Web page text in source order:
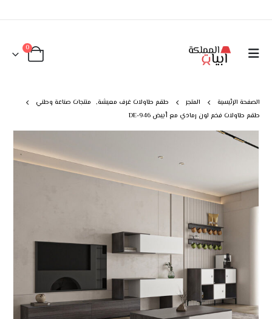
0
الصفحة الرئيسية المتجر طقم طاولات غرف معيشة, منتجات صناعة وطني
طقم طاولات فخم لون رمادي مع أبيض DE-946